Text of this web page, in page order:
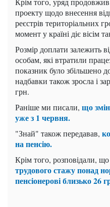
проекту щодо внесення
реєстрів територіальних
момент у країні діє вісім
Розмір доплати залежить
особам, які втратили
показник було збільшено
надбавки також зросла і
грн.
Раніше ми писали, що
уже з 1 червня.
"Знай" також передавав,
на пенсію.
Крім того, розповідали, що
трудового стажу понад
пенсіонерові близько 26